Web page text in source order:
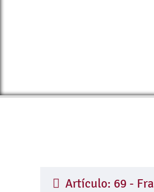
Artículo: 69 -